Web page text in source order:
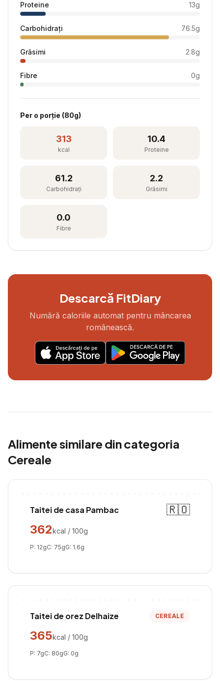
Proteine 13g
Carbohidrați 76.5g
Grăsimi 2.8g
Fibre 0g
Per o porție (80g)
313
kcal
10.4
Proteine
61.2
Carbohidrați
2.2
Grăsimi
0.0
Fibre
Descarcă FitDiary
Numără caloriile automat pentru mâncarea
românească.
Alimente similare din categoria
Cereale
Taitei de casa Pambac
🇷🇴
362kcal / 100g
P: 12gC: 75gG: 1.6g
Taitei de orez Delhaize CEREALE
365kcal / 100g
P: 7gC: 80gG: 0g